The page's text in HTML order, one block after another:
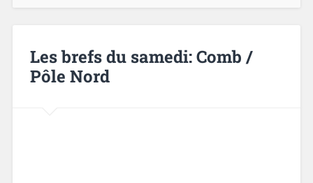
Les brefs du samedi: Comb /
Pôle Nord